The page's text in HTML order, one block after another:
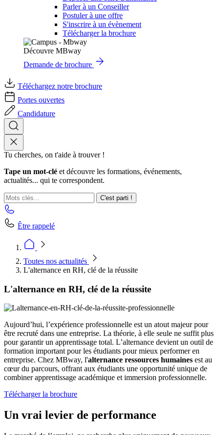
Parler à un Conseiller
Postuler à une offre
S'inscrire à un évènement
Télécharger la brochure
Découvre MBway
Demande de brochure
Téléchargez notre brochure
Portes ouvertes
Candidature
Tu cherches, on t'aide à trouver !
Tape un mot-clé et découvre les formations, événements,
actualités... qui te correspondent.
C'est parti !
Être rappelé
Toutes nos actualités
L'alternance en RH, clé de la réussite
L'alternance en RH, clé de la réussite
Aujourd’hui, l’expérience professionnelle est un atout majeur pour
être recruté dans une entreprise. La théorie, à elle seule ne suffit plus
pour garantir un apprentissage total. L’alternance devient un outil de
formation important pour les étudiants pour mieux performer en
entreprise. Chez MBway, l'alternance ressources humaines est au
cœur du parcours, offrant aux étudiants une opportunité unique de
combiner apprentissage académique et immersion professionnelle.
Télécharger la brochure
Un vrai levier de performance